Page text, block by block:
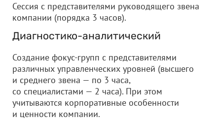
Сессия с представителями руководящего звена
компании (порядка 3 часов).
Диагностико-аналитический
Создание фокус-групп с представителями
различных управленческих уровней (высшего
и среднего звена — по 3 часа,
со специалистами — 2 часа). При этом
учитываются корпоративные особенности
и ценности компании.